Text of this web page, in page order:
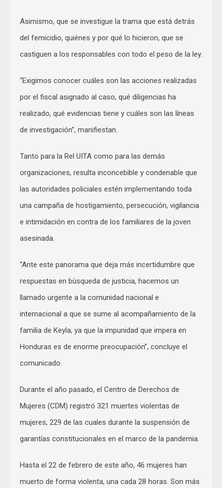
Asimismo, que se investigue la trama que está detrás
del femicidio, quiénes y por qué lo hicieron, que se
castiguen a los responsables con todo el peso de la ley.
“Exigimos conocer cuáles son las acciones realizadas
por el fiscal asignado al caso, qué diligencias ha
realizado, qué evidencias tiene y cuáles son las líneas
de investigación”, manifiestan.
Tanto para la Rel UITA como para las demás
organizaciones, resulta inconcebible y condenable que
las autoridades policiales estén implementando toda
una campaña de hostigamiento, persecución, vigilancia
e intimidación en contra de los familiares de la joven
asesinada.
“Ante este panorama que deja más incertidumbre que
respuestas en búsqueda de justicia, hacemos un
llamado urgente a la comunidad nacional e
internacional a que se sume al acompañamiento de la
familia de Keyla, ya que la impunidad que impera en
Honduras es de enorme preocupación”, concluye el
comunicado.
Durante el año pasado, el Centro de Derechos de
Mujeres (CDM) registró 321 muertes violentas de
mujeres, 229 de las cuales durante la suspensión de
garantías constitucionales en el marco de la pandemia.
Hasta el 22 de febrero de este año, 46 mujeres han
muerto de forma violenta, una cada 28 horas. Son más